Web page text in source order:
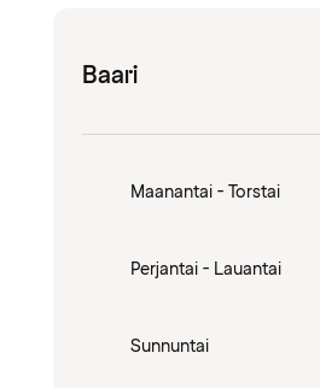
Baari
Maanantai - Torstai
Perjantai - Lauantai
Sunnuntai